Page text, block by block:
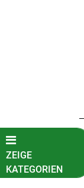
ZEIGE
KATEGORIEN